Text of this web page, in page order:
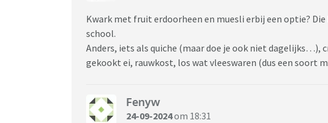
Kwark met fruit erdoorheen en muesli erbij een optie?
school.
Anders, iets als quiche (maar doe je ook niet dagelijks…),
gekookt ei, rauwkost, los wat vleeswaren (dus een soort
Fenyw
24-09-2024om 18:31